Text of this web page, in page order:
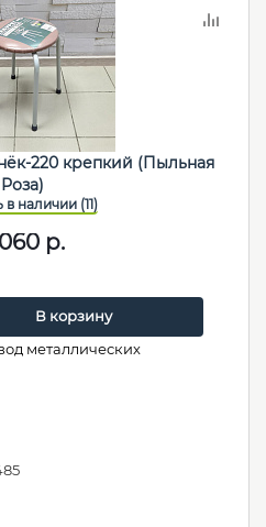
220 крепкий (Пыльная
Роза)
р.
В корзину
металлических